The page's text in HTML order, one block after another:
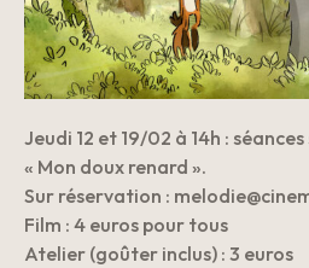
Jeudi 12 et 19/02 à 14h :
« Mon doux renard ».
Sur réservation :
Film : 4 euros pour tous
Atelier (goûter inclus) : 3 euros